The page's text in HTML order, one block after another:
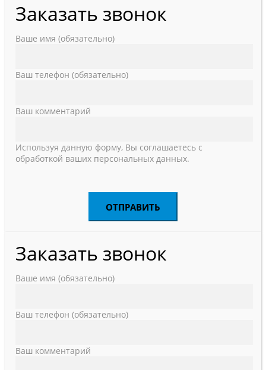
Заказать звонок
Ваше имя (обязательно)
Ваш телефон (обязательно)
Ваш комментарий
Используя данную форму, Вы соглашаетесь с
обработкой ваших персональных данных.
Заказать звонок
Ваше имя (обязательно)
Ваш телефон (обязательно)
Ваш комментарий